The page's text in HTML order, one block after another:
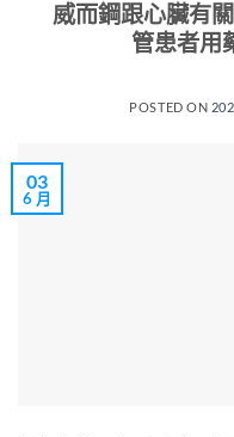
威而鋼跟心臟有
管患者用
POSTED ON
03
6 月